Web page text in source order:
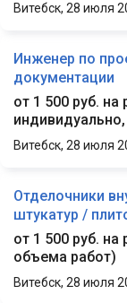
Витебск, 28 июля
Инженер по
документации
от 1 500 руб. на
Витебск, 28 июля
Отделочники
штукатур /
от 1 500 руб. на
объема работ)
Витебск, 28 июля